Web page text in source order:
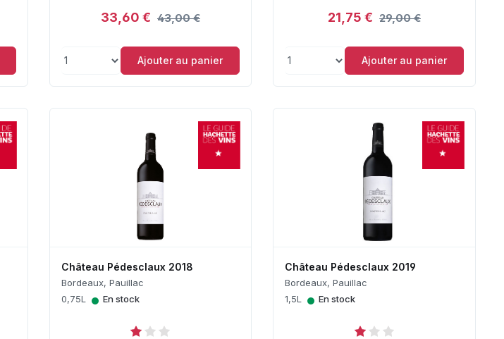
33,60 € 43,00 €
Ajouter au panier
21,75 € 29,00 €
Ajouter au panier
Château Pédesclaux 2018
Bordeaux, Pauillac
0,75L
• En stock
Château Pédesclaux 2019
Bordeaux, Pauillac
1,5L
• En stock